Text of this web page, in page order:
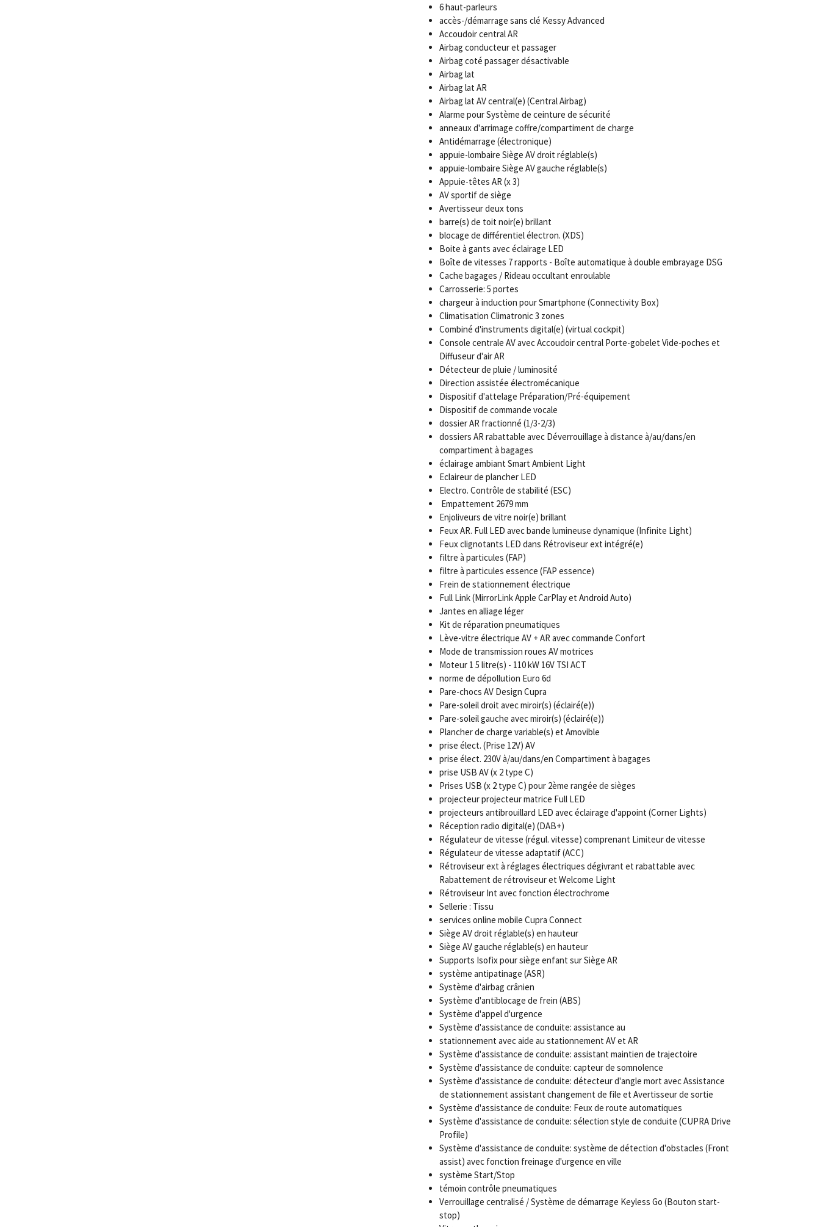
6 haut-parleurs
accès-/démarrage sans clé Kessy Advanced
Accoudoir central AR
Airbag conducteur et passager
Airbag coté passager désactivable
Airbag lat
Airbag lat AR
Airbag lat AV central(e) (Central Airbag)
Alarme pour Système de ceinture de sécurité
anneaux d'arrimage coffre/compartiment de charge
Antidémarrage (électronique)
appuie-lombaire Siège AV droit réglable(s)
appuie-lombaire Siège AV gauche réglable(s)
Appuie-têtes AR (x 3)
AV sportif de siège
Avertisseur deux tons
barre(s) de toit noir(e) brillant
blocage de différentiel électron. (XDS)
Boite à gants avec éclairage LED
Boîte de vitesses 7 rapports - Boîte automatique à double embrayage DSG
Cache bagages / Rideau occultant enroulable
Carrosserie: 5 portes
chargeur à induction pour Smartphone (Connectivity Box)
Climatisation Climatronic 3 zones
Combiné d'instruments digital(e) (virtual cockpit)
Console centrale AV avec Accoudoir central Porte-gobelet Vide-poches et
Diffuseur d'air AR
Détecteur de pluie / luminosité
Direction assistée électromécanique
Dispositif d'attelage Préparation/Pré-équipement
Dispositif de commande vocale
dossier AR fractionné (1/3-2/3)
dossiers AR rabattable avec Déverrouillage à distance à/au/dans/en
compartiment à bagages
éclairage ambiant Smart Ambient Light
Eclaireur de plancher LED
Electro. Contrôle de stabilité (ESC)
Empattement 2679 mm
Enjoliveurs de vitre noir(e) brillant
Feux AR. Full LED avec bande lumineuse dynamique (Infinite Light)
Feux clignotants LED dans Rétroviseur ext intégré(e)
filtre à particules (FAP)
filtre à particules essence (FAP essence)
Frein de stationnement électrique
Full Link (MirrorLink Apple CarPlay et Android Auto)
Jantes en alliage léger
Kit de réparation pneumatiques
Lève-vitre électrique AV + AR avec commande Confort
Mode de transmission roues AV motrices
Moteur 1 5 litre(s) - 110 kW 16V TSI ACT
norme de dépollution Euro 6d
Pare-chocs AV Design Cupra
Pare-soleil droit avec miroir(s) (éclairé(e))
Pare-soleil gauche avec miroir(s) (éclairé(e))
Plancher de charge variable(s) et Amovible
prise élect. (Prise 12V) AV
prise élect. 230V à/au/dans/en Compartiment à bagages
prise USB AV (x 2 type C)
Prises USB (x 2 type C) pour 2ème rangée de sièges
projecteur projecteur matrice Full LED
projecteurs antibrouillard LED avec éclairage d'appoint (Corner Lights)
Réception radio digital(e) (DAB+)
Régulateur de vitesse (régul. vitesse) comprenant Limiteur de vitesse
Régulateur de vitesse adaptatif (ACC)
Rétroviseur ext à réglages électriques dégivrant et rabattable avec
Rabattement de rétroviseur et Welcome Light
Rétroviseur Int avec fonction électrochrome
Sellerie : Tissu
services online mobile Cupra Connect
Siège AV droit réglable(s) en hauteur
Siège AV gauche réglable(s) en hauteur
Supports Isofix pour siège enfant sur Siège AR
système antipatinage (ASR)
Système d'airbag crânien
Système d'antiblocage de frein (ABS)
Système d'appel d'urgence
Système d'assistance de conduite: assistance au
stationnement avec aide au stationnement AV et AR
Système d'assistance de conduite: assistant maintien de trajectoire
Système d'assistance de conduite: capteur de somnolence
Système d'assistance de conduite: détecteur d'angle mort avec Assistance
de stationnement assistant changement de file et Avertisseur de sortie
Système d'assistance de conduite: Feux de route automatiques
Système d'assistance de conduite: sélection style de conduite (CUPRA Drive
Profile)
Système d'assistance de conduite: système de détection d'obstacles (Front
assist) avec fonction freinage d'urgence en ville
système Start/Stop
témoin contrôle pneumatiques
Verrouillage centralisé / Système de démarrage Keyless Go (Bouton start-
stop)